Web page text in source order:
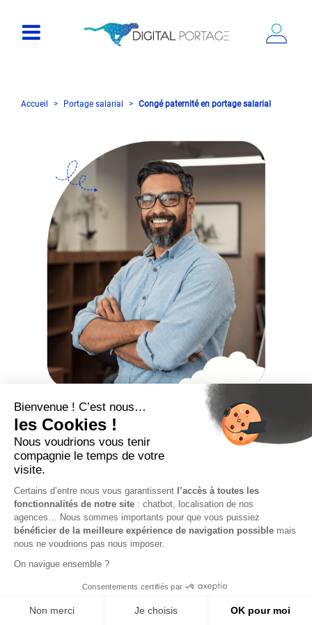
Accueil Portage salarial Congé paternité en portage salarial
Le Congé Paternité
en Portage Salarial :
Guide Complet 2025
En tant que salarié porté, vous bénéficiez des mêmes
congé paternité et d’accueil de l’enfant. Encadré par
le droit du travail, ce statut particulier répond